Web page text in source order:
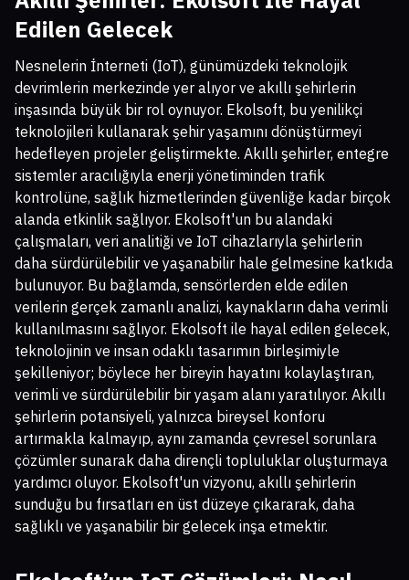
Edilen Gelecek
Nesnelerin İnterneti (IoT), günümüzdeki teknolojik
devrimlerin merkezinde yer alıyor ve akıllı şehirlerin
inşasında büyük bir rol oynuyor. Ekolsoft, bu yenilikçi
teknolojileri kullanarak şehir yaşamını dönüştürmeyi
hedefleyen projeler geliştirmekte. Akıllı şehirler, entegre
sistemler aracılığıyla enerji yönetiminden trafik
kontrolüne, sağlık hizmetlerinden güvenliğe kadar birçok
alanda etkinlik sağlıyor. Ekolsoft'un bu alandaki
çalışmaları, veri analitiği ve IoT cihazlarıyla şehirlerin
daha sürdürülebilir ve yaşanabilir hale gelmesine katkıda
bulunuyor. Bu bağlamda, sensörlerden elde edilen
verilerin gerçek zamanlı analizi, kaynakların daha verimli
kullanılmasını sağlıyor. Ekolsoft ile hayal edilen gelecek,
teknolojinin ve insan odaklı tasarımın birleşimiyle
şekilleniyor; böylece her bireyin hayatını kolaylaştıran,
verimli ve sürdürülebilir bir yaşam alanı yaratılıyor. Akıllı
şehirlerin potansiyeli, yalnızca bireysel konforu
artırmakla kalmayıp, aynı zamanda çevresel sorunlara
çözümler sunarak daha dirençli topluluklar oluşturmaya
yardımcı oluyor. Ekolsoft'un vizyonu, akıllı şehirlerin
sunduğu bu fırsatları en üst düzeye çıkararak, daha
sağlıklı ve yaşanabilir bir gelecek inşa etmektir.